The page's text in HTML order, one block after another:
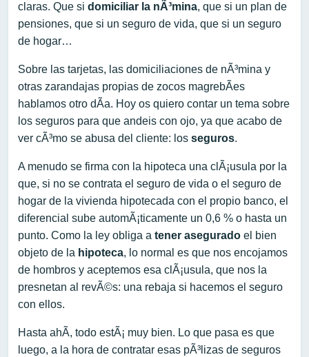
claras. Que si domiciliar la nÃ³mina, que si un plan de
pensiones, que si un seguro de vida, que si un seguro
de hogar…
Sobre las tarjetas, las domiciliaciones de nÃ³mina y
otras zarandajas propias de zocos magrebÃ­es
hablamos otro dÃ­a. Hoy os quiero contar un tema sobre
los seguros para que andeis con ojo, ya que acabo de
ver cÃ³mo se abusa del cliente: los seguros.
A menudo se firma con la hipoteca una clÃ¡usula por la
que, si no se contrata el seguro de vida o el seguro de
hogar de la vivienda hipotecada con el propio banco, el
diferencial sube automÃ¡ticamente un 0,6 % o hasta un
punto. Como la ley obliga a tener asegurado el bien
objeto de la hipoteca, lo normal es que nos encojamos
de hombros y aceptemos esa clÃ¡usula, que nos la
presnetan al revÃ©s: una rebaja si hacemos el seguro
con ellos.
Hasta ahÃ­, todo estÃ¡ muy bien. Lo que pasa es que
luego, a la hora de contratar esas pÃ³lizas de seguros